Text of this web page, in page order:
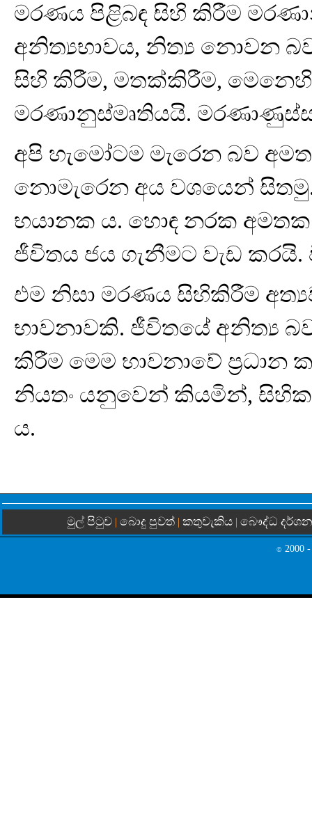
මරණය පිළිබඳ සිහි කිරීම
අනිත්‍යභාවය, නිත්‍ය නොවන
සිහි කිරීම, මතක්කිරීම,
මරණානුස්මෘතියයි.
අපි හැමෝටම මැරෙන බව
නොමැරෙන අය වශයෙන් සිතමු.
භයානක ය. හොඳ නරක අමතක
ජීවිතය ජය ගැනීමට වැඩ කරයි.
එම නිසා මරණය සිහිකිරීම
භාවනාවකි. ජීවිතයේ අනිත්‍ය
කිරීම මෙම භාවනාවේ ප්‍රධාන
නියතං යනුවෙන් කියමින්,
ය.
මුල් පිටුව | බොදු පුවත්| කතුවැකිය| බෞද්ධ
© 2000